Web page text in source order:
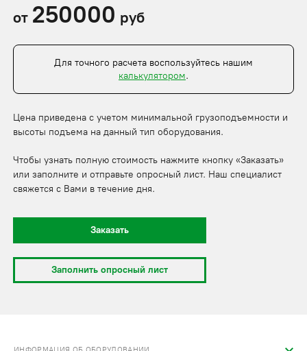
от 250000 руб
Для точного расчета воспользуйтесь нашим
калькулятором.
Цена приведена с учетом минимальной грузоподъемности и
высоты подъема на данный тип оборудования.
Чтобы узнать полную стоимость нажмите кнопку «Заказать»
или заполните и отправьте опросный лист. Наш специалист
свяжется с Вами в течение дня.
Заказать
Заполнить опросный лист